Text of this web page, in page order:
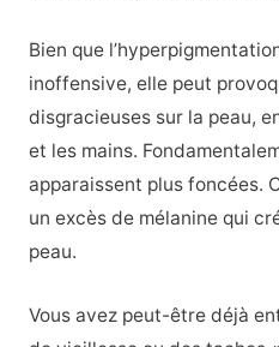
Bien que
inoffensive, elle peut
disgracieuses sur la peau,
et les mains.
apparaissent plus foncées.
un excès de mélanine qui
peau.
Vous avez peut-être déjà